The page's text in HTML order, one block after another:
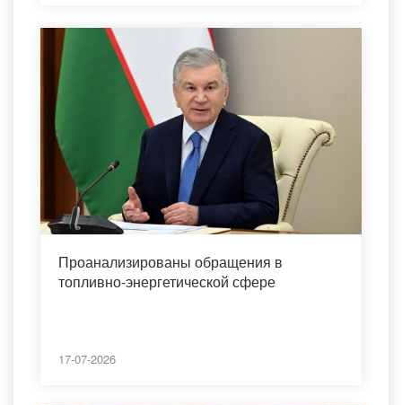
Проанализированы обращения в
топливно-энергетической сфере
17-07-2026